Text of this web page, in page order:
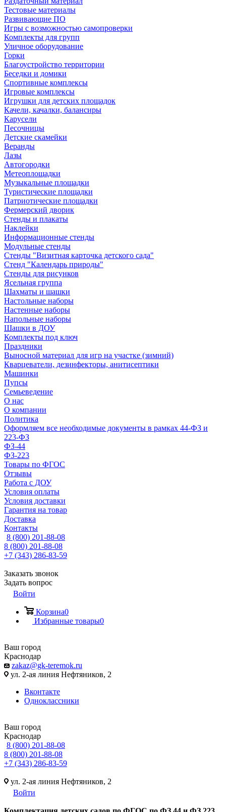
Тестовые материалы
Развивающие ПО
Игры с возможностью самопроверки
Комплекты для групп
Уличное оборудование
Горки
Благоустройство территории
Беседки и домики
Спортивные комплексы
Игровые комплексы
Игрушки для детских площадок
Качели, качалки, балансиры
Карусели
Песочницы
Детские скамейки
Веранды
Лазы
Автогородки
Метеоплощадки
Музыкальные площадки
Туристические площадки
Патриотические площадки
Фермерский дворик
Стенды и плакаты
Наклейки
Информационные стенды
Модульные стенды
Стенды "Визитная карточка детского сада"
Стенд "Календарь природы"
Стенды для рисунков
Ясельная группа
Шахматы и шашки
Настольные наборы
Настенные наборы
Напольные наборы
Шашки в ДОУ
Комплекты под ключ
Праздники
Выносной материал для игр на участке (зимний)
Кварцеватели, дезинфекторы, анитисептики
Машинки
Пупсы
Семьеведение
О нас
О компании
Политика
Оформляем все необходимые документы в рамках 44-ФЗ и
223-ФЗ
ФЗ-44
ФЗ-223
Товары по ФГОС
Отзывы
Работа с ДОУ
Условия оплаты
Условия доставки
Гарантия на товар
Доставка
Контакты
8 (800) 201-88-08
8 (800) 201-88-08
+7 (343) 286-83-59
Заказать звонок
Задать вопрос
Войти
Корзина0
Избранные товары0
Ваш город
Краснодар
zakaz@gk-teremok.ru
ул. 2-ая линия Нефтяников, 2
Вконтакте
Одноклассники
Ваш город
Краснодар
8 (800) 201-88-08
8 (800) 201-88-08
+7 (343) 286-83-59
ул. 2-ая линия Нефтяников, 2
Войти